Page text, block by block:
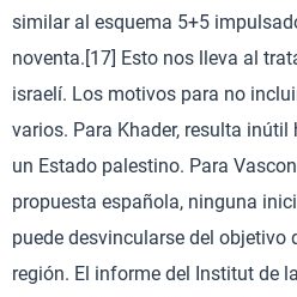
similar al esquema 5+5
noventa.[17] Esto nos lleva al
israelí. Los motivos para no
varios. Para Khader, resulta
un Estado palestino. Para
propuesta española, ninguna
puede desvincularse del objetivo
región. El informe del Institut de